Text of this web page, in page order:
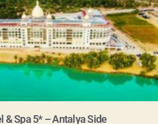
Spa 5* – Antalya Side